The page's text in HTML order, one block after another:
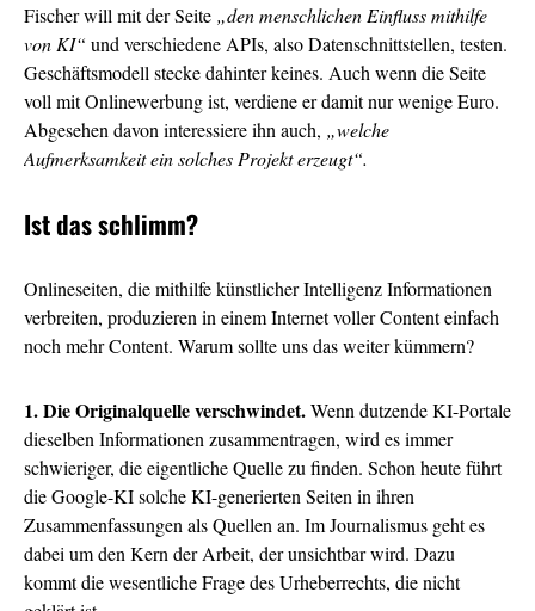
Fischer will mit der Seite „den menschlichen Einfluss mithilfe
von KI“ und verschiedene APIs, also Datenschnittstellen, testen.
Geschäftsmodell stecke dahinter keines. Auch wenn die Seite
voll mit Onlinewerbung ist, verdiene er damit nur wenige Euro.
Abgesehen davon interessiere ihn auch, „welche
Aufmerksamkeit ein solches Projekt erzeugt“.
Ist das schlimm?
Onlineseiten, die mithilfe künstlicher Intelligenz Informationen
verbreiten, produzieren in einem Internet voller Content einfach
noch mehr Content. Warum sollte uns das weiter kümmern?
1. Die Originalquelle verschwindet.Wenn dutzende KI-Portale
dieselben Informationen zusammentragen, wird es immer
schwieriger, die eigentliche Quelle zu finden. Schon heute führt
die Google-KI solche KI-generierten Seiten in ihren
Zusammenfassungen als Quellen an. Im Journalismus geht es
dabei um den Kern der Arbeit, der unsichtbar wird. Dazu
kommt die wesentliche Frage des Urheberrechts, die nicht